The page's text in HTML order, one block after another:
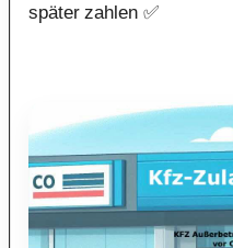
später zahlen ✅